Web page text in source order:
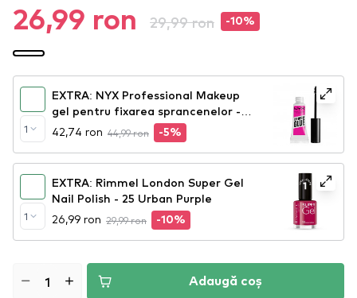
26,99 ron 29,99 ron -10%
1
EXTRA: NYX Professional Makeup
gel pentru fixarea sprancenelor -
Brow Glue Instant Brow Styler
42,74 ron 44,99 ron -5%
1
EXTRA: Rimmel London Super Gel
Nail Polish - 25 Urban Purple
26,99 ron 29,99 ron -10%
Adaugă coș